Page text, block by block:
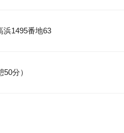
浜1495番地63
分）